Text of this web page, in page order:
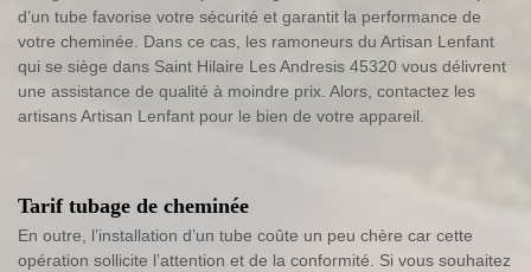
d’un tube favorise votre sécurité et garantit la performance de
votre cheminée. Dans ce cas, les ramoneurs du Artisan Lenfant
qui se siège dans Saint Hilaire Les Andresis 45320 vous délivrent
une assistance de qualité à moindre prix. Alors, contactez les
artisans Artisan Lenfant pour le bien de votre appareil.
Tarif tubage de cheminée
En outre, l’installation d’un tube coûte un peu chère car cette
opération sollicite l’attention et de la conformité. Si vous souhaitez